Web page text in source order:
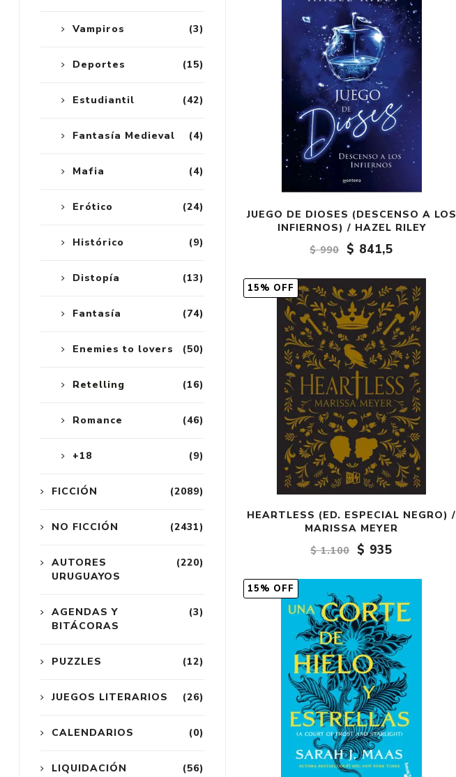
JUEGO DE DIOSES (DESCENSO A LOS
INFIERNOS) / HAZEL RILEY
$ 990
$ 841,5
15% OFF
HEARTLESS (ED. ESPECIAL NEGRO) /
MARISSA MEYER
$ 1.100
$ 935
15% OFF
(3)
Vampiros
(15)
Deportes
(42)
Estudiantil
(4)
Fantasía Medieval
(4)
Mafia
(24)
Erótico
(9)
Histórico
(13)
Distopía
(74)
Fantasía
(50)
Enemies to lovers
(16)
Retelling
(46)
Romance
(9)
+18
(2089)
FICCIÓN
(2431)
NO FICCIÓN
(220)
AUTORES
URUGUAYOS
(3)
AGENDAS Y
BITÁCORAS
(12)
PUZZLES
(26)
JUEGOS LITERARIOS
(0)
CALENDARIOS
(56)
LIQUIDACIÓN